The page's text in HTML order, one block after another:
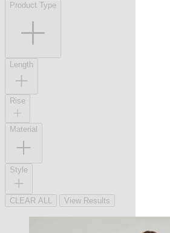
Product Type
Length
Rise
Material
Style
CLEAR ALL View Results